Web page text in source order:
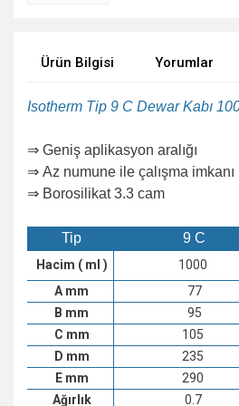
Ürün Bilgisi Yorumlar
Isotherm Tip 9 C Dewar Kabı
⇒ Geniş aplikasyon aralığı
⇒ Az numune ile çalışma imkanı
⇒ Borosilikat 3.3 cam
Tip 9 C
Hacim ( ml )
1000
A mm
77
B mm
95
C mm
105
D mm
235
E mm
290
Ağırlık
0.7